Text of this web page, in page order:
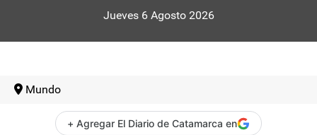
Jueves 6 Agosto 2026
Mundo
+ Agregar El Diario de Catamarca en